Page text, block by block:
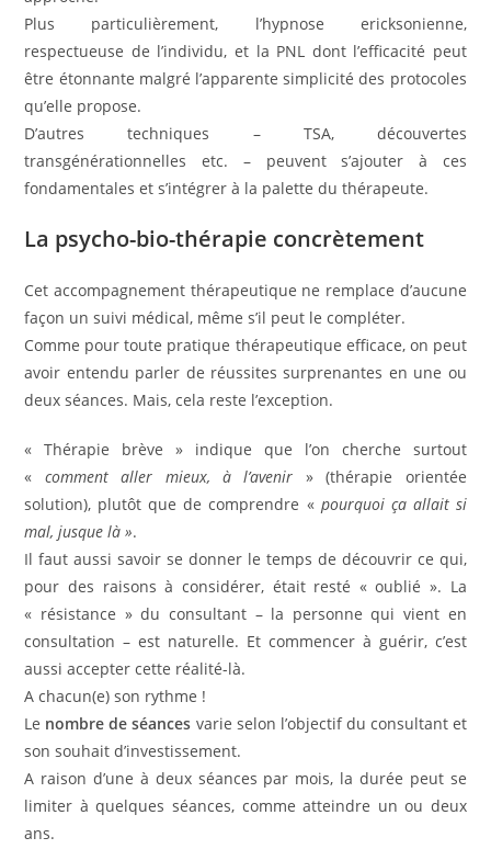
Plus particulièrement, l’hypnose ericksonienne,
respectueuse de l’individu, et la PNL dont l’efficacité peut
être étonnante malgré l’apparente simplicité des protocoles
qu’elle propose.
D’autres techniques – TSA, découvertes
transgénérationnelles etc. – peuvent s’ajouter à ces
fondamentales et s’intégrer à la palette du thérapeute.
La psycho-bio-thérapie concrètement
Cet accompagnement thérapeutique ne remplace d’aucune
façon un suivi médical, même s’il peut le compléter.
Comme pour toute pratique thérapeutique efficace, on peut
avoir entendu parler de réussites surprenantes en une ou
deux séances. Mais, cela reste l’exception.
« Thérapie brève » indique que l’on cherche surtout
« comment aller mieux, à l’avenir » (thérapie orientée
solution), plutôt que de comprendre « pourquoi ça allait si
mal, jusque là ».
Il faut aussi savoir se donner le temps de découvrir ce qui,
pour des raisons à considérer, était resté « oublié ». La
« résistance » du consultant – la personne qui vient en
consultation – est naturelle. Et commencer à guérir, c’est
aussi accepter cette réalité-là.
A chacun(e) son rythme !
Le nombre de séances varie selon l’objectif du consultant et
son souhait d’investissement.
A raison d’une à deux séances par mois, la durée peut se
limiter à quelques séances, comme atteindre un ou deux
ans.